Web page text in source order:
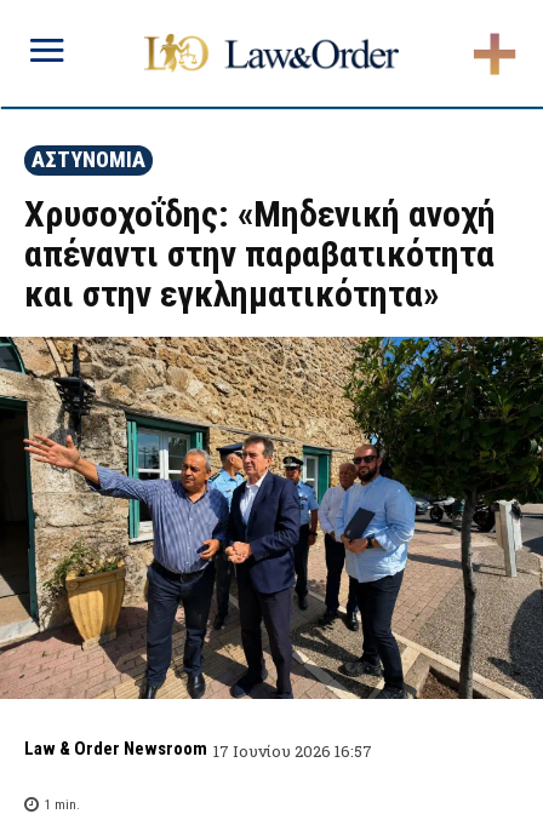
ΑΣΤΥΝΟΜΙΑ
Χρυσοχοΐδης: «Μηδενική ανοχή
απέναντι στην παραβατικότητα
και στην εγκληματικότητα»
Law & Order Newsroom 17 Ιουνίου 2026 16:57
1 min.